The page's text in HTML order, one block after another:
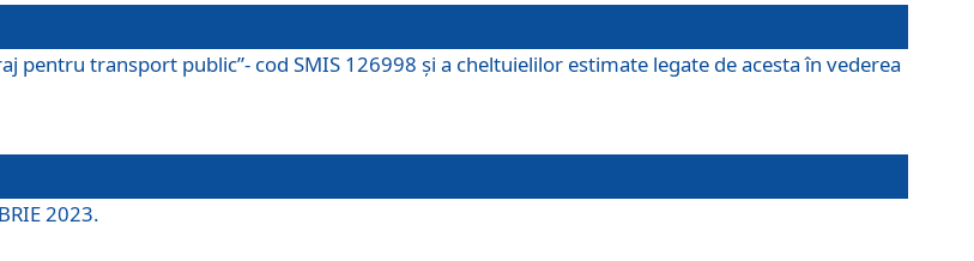
transport public”- cod SMIS 126998 și a cheltuielilor estimate legate de acesta în vederea
2023.